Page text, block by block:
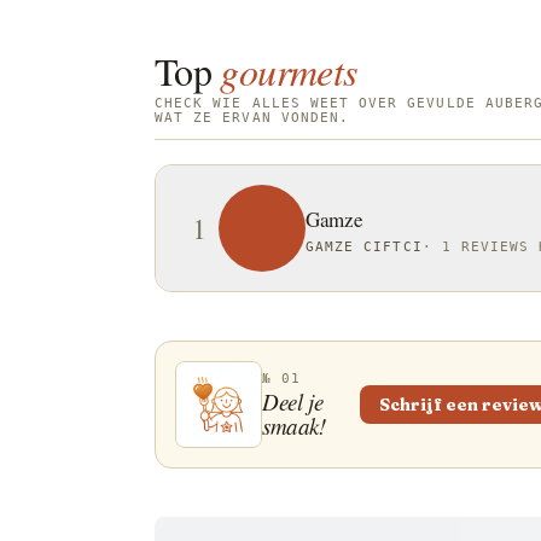
Top gourmets
CHECK WIE ALLES WEET OVER GEVULDE
WAT ZE ERVAN VONDEN.
1 Gamze
GAMZE CIFTCI · 1 REVIEWS
№ 01
Deel je
smaak!
Schrijf een